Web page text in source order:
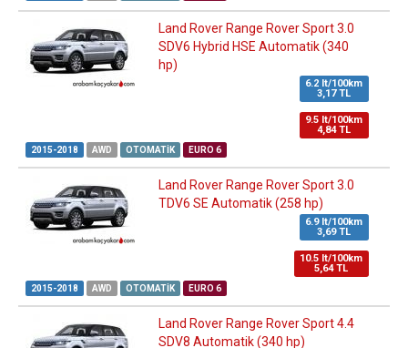
Land Rover Range Rover Sport 3.0
SDV6 Hybrid HSE Automatik (340
hp)
6.2 lt/100km
3,17 TL
9.5 lt/100km
4,84 TL
2015-2018 AWD OTOMATIK EURO 6
Land Rover Range Rover Sport 3.0
TDV6 SE Automatik (258 hp)
6.9 lt/100km
3,69 TL
10.5 lt/100km
5,64 TL
2015-2018 AWD OTOMATIK EURO 6
Land Rover Range Rover Sport 4.4
SDV8 Automatik (340 hp)